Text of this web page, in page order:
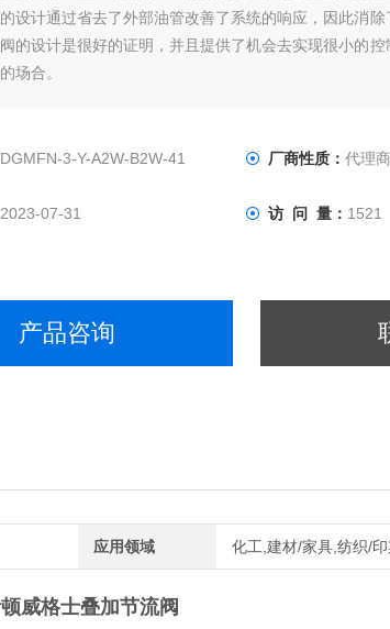
设计通过省去了外部油管改善了系统的响应，因此消
的设计是很好的证明，并且提供了机会去实现很小的
场合。
DGMFN-3-Y-A2W-B2W-41 厂商性质：代理商
2023-07-31 访 问 量： 1521
产品咨询
应用领域 化工,建材/家具,纺织/
威格士叠加节流阀